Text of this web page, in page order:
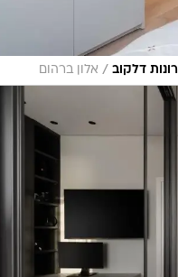
דלקוב / אלון ברהום